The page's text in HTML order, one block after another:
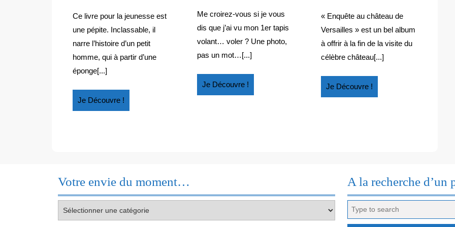
de
l’éponge
Ce livre pour la jeunesse est
une pépite. Inclassable, il
narre l’histoire d’un petit
homme, qui à partir d’une
éponge[...]
Je Découvre !
Découvre
AIRS
!
dans
les
!
Me croirez-vous si je vous
dis que j’ai vu mon 1er tapis
volant… voler ? Une photo,
pas un mot…[...]
Je Découvre !Je
Découvre
de
Versailles
« Enquête au château de
Versailles » est un bel album
à offrir à la fin de la visite du
célèbre château[...]
Je Découvre !
Découvre
Votre envie du moment…
envie
A la recherche d’un
for: